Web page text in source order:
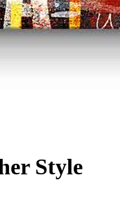
Style